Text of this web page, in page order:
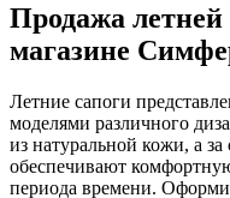
Продажа летней
магазине
Летние сапоги
моделями различного
из натуральной кожи, а
обеспечивают
периода времени.